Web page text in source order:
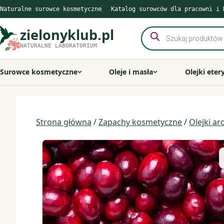
Przejdź
do
treści
Naturalne surowce kosmetyczne Katalog surowców dla pracowni i
zielonyklub.pl
NATURALNE LABORATORIUM
Wyszukiwarka
produktów
Surowce kosmetyczne Oleje i masła Olejki
Strona główna /Zapachy kosmetyczne/ Olejki